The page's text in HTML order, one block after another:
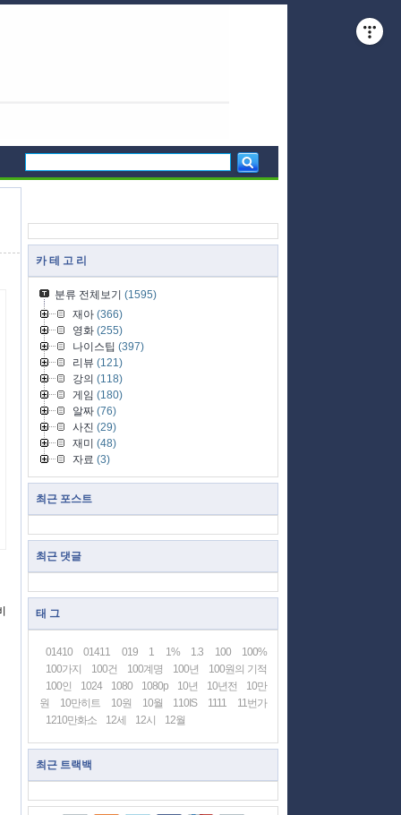
카 테 고 리
분류 전체보기 (1595)
재아 (366)
영화 (255)
나이스팁 (397)
리뷰 (121)
강의 (118)
게임 (180)
알짜 (76)
사진 (29)
재미 (48)
자료 (3)
최근 포스트
최근 댓글
태 그
01410 01411 019 1 1% 1.3 100
100%
100가지
100건 100계명 100년
100원의 기적
100인
1024 1080 1080p 10년 10년전
10만
원
10만히트 10원 10월 110IS 1111
11번가
1210만화소
12세 12시 12월
최근 트랙백